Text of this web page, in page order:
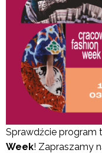
Sprawdźcie program
Week! Zapraszamy